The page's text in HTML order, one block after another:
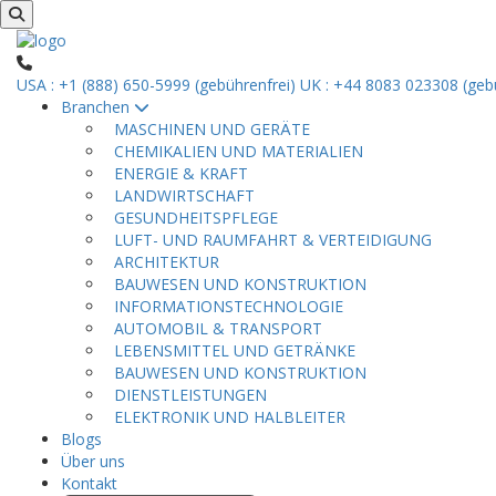
USA : +1 (888) 650-5999 (gebührenfrei) UK : +44 8083 023308
Branchen
MASCHINEN UND GERÄTE
CHEMIKALIEN UND MATERIALIEN
ENERGIE & KRAFT
LANDWIRTSCHAFT
GESUNDHEITSPFLEGE
LUFT- UND RAUMFAHRT & VERTEIDIGUNG
ARCHITEKTUR
BAUWESEN UND KONSTRUKTION
INFORMATIONSTECHNOLOGIE
AUTOMOBIL & TRANSPORT
LEBENSMITTEL UND GETRÄNKE
BAUWESEN UND KONSTRUKTION
DIENSTLEISTUNGEN
ELEKTRONIK UND HALBLEITER
Blogs
Über uns
Kontakt